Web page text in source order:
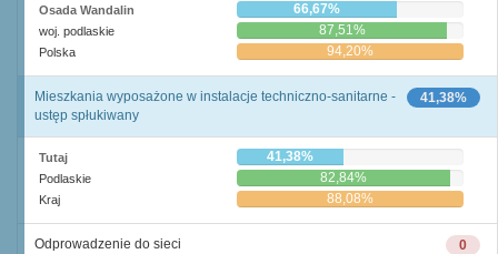
Osada Wandalin 66,67%
woj. podlaskie 87,51%
Polska 94,20%
41,38%
Mieszkania wyposażone w instalacje techniczno-sanitarne -
ustęp spłukiwany
Tutaj 41,38%
Podlaskie 82,84%
Kraj 88,08%
0
Odprowadzenie do sieci